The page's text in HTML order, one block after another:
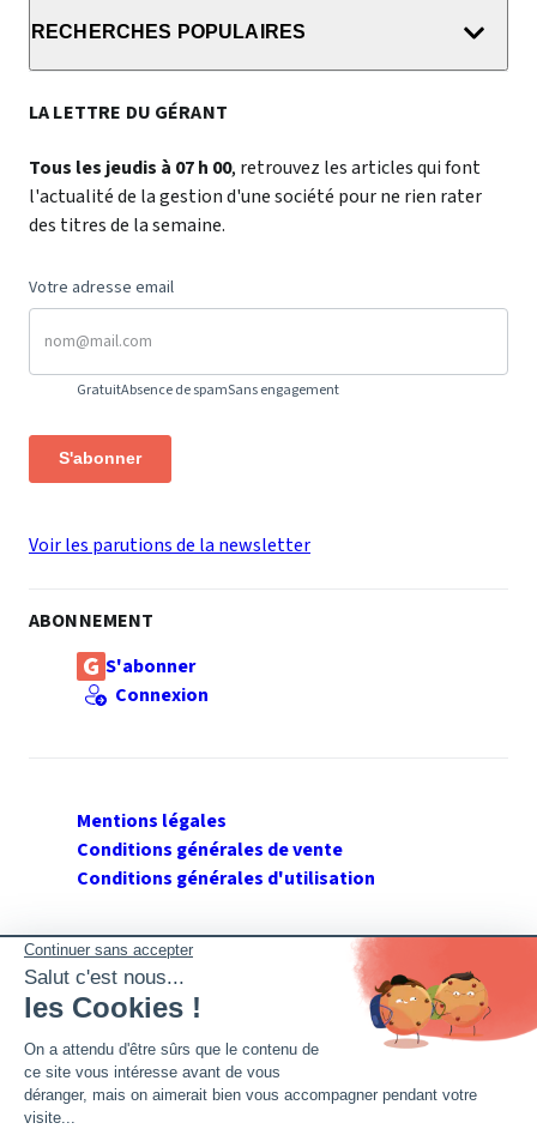
RECHERCHES POPULAIRES
LA LETTRE DU GÉRANT
Tous les jeudis à 07 h 00, retrouvez les articles qui font
l'actualité de la gestion d'une société pour ne rien rater
des titres de la semaine.
Votre adresse email
GratuitAbsence de spamSans engagement
S'abonner
Voir les parutions de la newsletter
ABONNEMENT
S'abonner
Connexion
Mentions légales
Conditions générales de vente
Conditions générales d'utilisation
SUIVEZ GERANT DE SARL
Twitter